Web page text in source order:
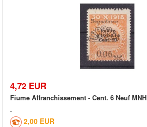
4,72 EUR
Fiume Affranchissement - Cent. 6 Neuf MNH
2,00 EUR